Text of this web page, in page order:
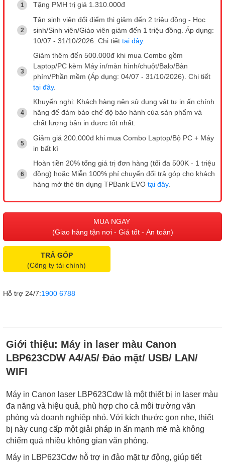
Tặng PMH trị giá 1.310.000đ
Tân sinh viên đổi điểm thi giảm đến 2 triệu đồng - Học
sinh/Sinh viên/Giáo viên giảm đến 1 triệu đồng. Áp dụng:
10/07 - 31/10/2026. Chi tiết tại đây.
Giảm thêm đến 500.000đ khi mua Combo gồm
Laptop/PC kèm Máy in/màn hình/chuột/Balo/Bàn
phím/Phần mềm (Áp dụng: 04/07 - 31/10/2026). Chi tiết
tại đây.
Khuyến nghị: Khách hàng nên sử dụng vật tư in ấn chính
hãng để đảm bảo chế độ bảo hành của sản phẩm và
chất lượng bản in được tốt nhất.
Giảm giá 200.000đ khi mua Combo Laptop/Bộ PC + Máy
in bất kì
Hoàn tiền 20% tổng giá trị đơn hàng (tối đa 500K - 1 triệu
đồng) hoặc Miễn 100% phí chuyển đổi trả góp cho khách
hàng mở thẻ tín dụng TPBank EVO tại đây.
MUA NGAY
(Giao hàng tận nơi - Giá tốt - An toàn)
TRẢ GÓP
(Công ty tài chính)
Hỗ trợ 24/7:1900 6788
Giới thiệu: Máy in laser màu Canon
LBP623CDW A4/A5/ Đảo mặt/ USB/ LAN/
WIFI
Máy in Canon laser LBP623Cdw là một thiết bị in laser màu
đa năng và hiệu quả, phù hợp cho cả môi trường văn
phòng và doanh nghiệp nhỏ. Với kích thước gọn nhẹ, thiết
bị này cung cấp một giải pháp in ấn mạnh mẽ mà không
chiếm quá nhiều không gian văn phòng.
Máy in LBP623Cdw hỗ trợ in đảo mặt tự động, giúp tiết